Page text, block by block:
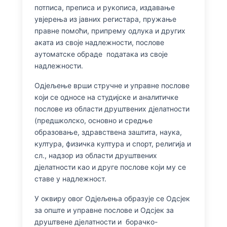
потписа, преписа и рукописа, издавање
увјерења из јавних регистара, пружање
правне помоћи, припрему одлука и других
аката из своје надлежности, послове
аутоматске обраде података из своје
надлежности.
Одјељење врши стручне и управне послове
који се односе на студијске и аналитичке
послове из области друштвених дјелатности
(предшколско, основно и средње
образовање, здравствена заштита, наука,
култура, физичка култура и спорт, религија и
сл., надзор из области друштвених
дјелатности као и друге послове који му се
ставе у надлежност.
У оквиру овог Одјељења образује се Одсјек
за опште и управне послове и Одсјек за
друштвене дјелатности и борачко-